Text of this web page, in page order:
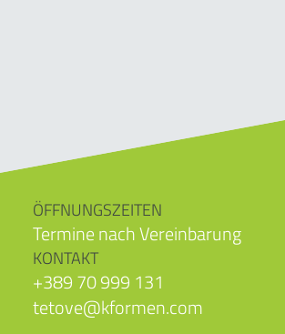
ÖFFNUNGSZEITEN
Termine nach Vereinbarung
KONTAKT
+389 70 999 131
tetove@kformen.com